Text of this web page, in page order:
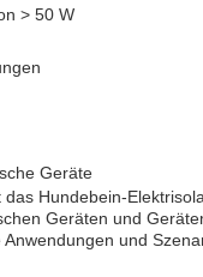
> 50 W
Geräte
Hundebein-
Geräten und
und